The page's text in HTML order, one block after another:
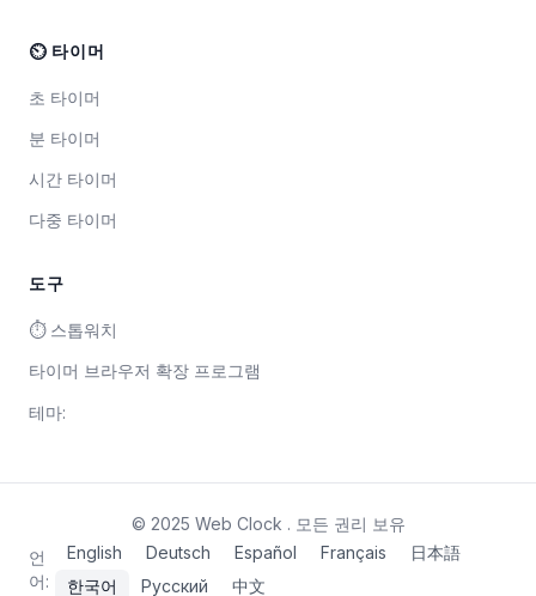
⏲ 타이머
초 타이머
분 타이머
시간 타이머
다중 타이머
도구
⏱ 스톱워치
타이머 브라우저 확장 프로그램
테마:
© 2025 Web Clock . 모든 권리 보유
언
어:
English Deutsch Español Français
日本語
한국어
Русский 中文